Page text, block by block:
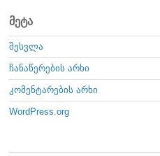
მეტა
შესვლა
ჩანაწერების არხი
კომენტარების არხი
WordPress.org